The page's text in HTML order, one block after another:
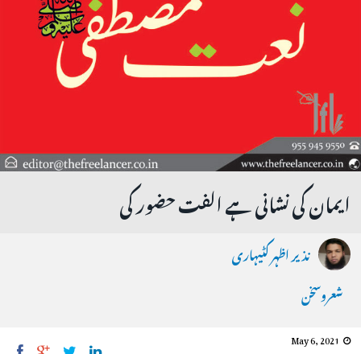
ایمان کی نشانی ہے الفت حضور کی
نذیر اظہر کٹیہاری
شعروسخن
May 6, 2021